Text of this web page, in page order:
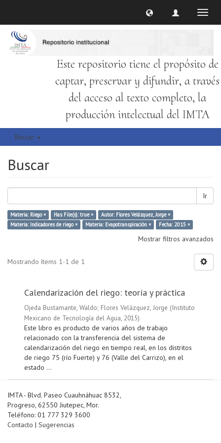
Este repositorio tiene el propósito de
captar, preservar y difundir, a través
del acceso al texto completo, la
producción intelectual del IMTA
Buscar
Buscar
Ir
Materia: Riego × Has File(s): true ×
Autor: Flores Velázquez, Jorge ×
Materia: Indicadores de riego ×
Materia: Evapotranspiración × Fecha: 2015 ×
Mostrar filtros avanzados
Mostrando ítems 1-1 de 1
Calendarización del riego: teoría y práctica
Ojeda Bustamante, Waldo; Flores Velázquez, Jorge (Instituto
Mexicano de Tecnología del Agua, 2015)
Este libro es producto de varios años de trabajo
relacionado con la transferencia del sistema de
calendarización del riego en tiempo real, en los distritos
de riego 75 (río Fuerte) y 76 (Valle del Carrizo), en el
estado ...
IMTA - Blvd. Paseo Cuauhnáhuac 8532,
Progreso, 62550 Jiutepec, Mor.
Teléfono: 01 777 329 3600
Contacto | Sugerencias